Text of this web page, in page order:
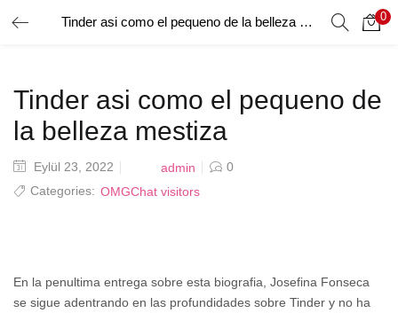
Tinder asi­ como el pequeno de la belleza mestiza 0
GIRIŞ YAP
Giriş yapmak için kullanıcı adınızı ve şifrenizi girin.
Şifrenizi mi Unuttunuz?
Tinder asi­ como el pequeno de
la belleza mestiza
Posted
Eylül 23, 2022 admin
0
Categories: OMGChat visitors
En la penultima entrega sobre esta biografia, Josefina Fonseca
se sigue adentrando en las profundidades sobre Tinder y no ha